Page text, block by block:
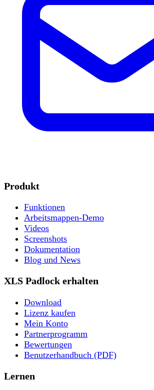
Produkt
Funktionen
Arbeitsmappen-Demo
Videos
Screenshots
Dokumentation
Blog und News
XLS Padlock erhalten
Download
Lizenz kaufen
Mein Konto
Partnerprogramm
Bewertungen
Benutzerhandbuch (PDF)
Lernen